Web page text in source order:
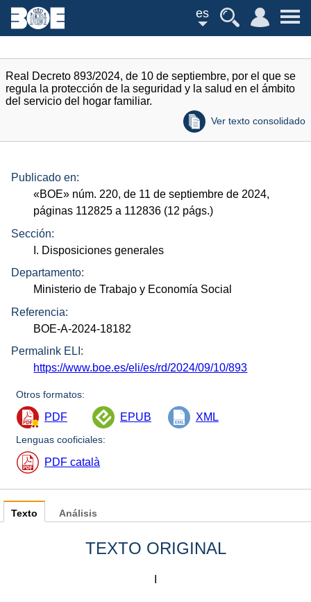
es
Real Decreto 893/2024, de 10 de septiembre, por el que se
regula la protección de la seguridad y la salud en el ámbito
del servicio del hogar familiar.
Ver texto consolidado
Publicado en:
«BOE» núm. 220, de 11 de septiembre de 2024,
páginas 112825 a 112836 (12 págs.)
Sección:
I. Disposiciones generales
Departamento:
Ministerio de Trabajo y Economía Social
Referencia:
BOE-A-2024-18182
Permalink ELI:
https://www.boe.es/eli/es/rd/2024/09/10/893
Otros formatos:
PDF EPUB XML
Lenguas cooficiales:
PDF català
Texto
TEXTO ORIGINAL
Análisis